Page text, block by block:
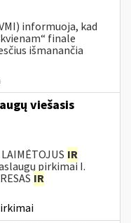
informuoja, kad
finale
išmanančia
viešasis
IR
pirkimai I.
IR